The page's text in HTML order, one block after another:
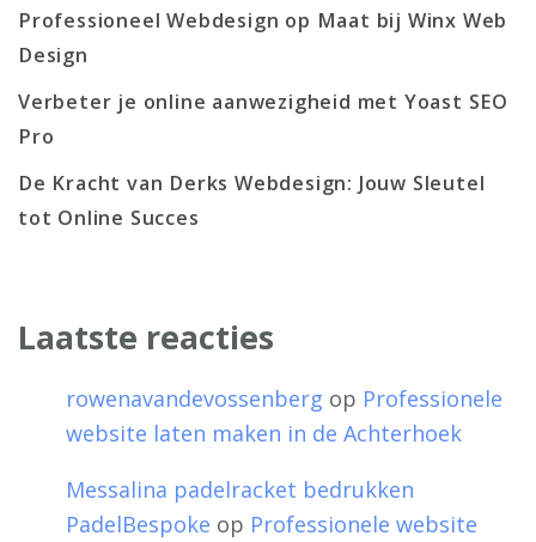
Professioneel Webdesign op Maat bij Winx Web
Design
Verbeter je online aanwezigheid met Yoast SEO
Pro
De Kracht van Derks Webdesign: Jouw Sleutel
tot Online Succes
Laatste reacties
rowenavandevossenberg op Professionele
website laten maken in de Achterhoek
Messalina padelracket bedrukken
PadelBespoke op Professionele website